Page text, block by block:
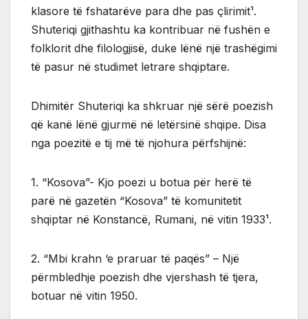
klasore të fshatarëve para dhe pas çlirimit¹.
Shuteriqi gjithashtu ka kontribuar në fushën e
folklorit dhe filologjisë, duke lënë një trashëgimi
të pasur në studimet letrare shqiptare.
Dhimitër Shuteriqi ka shkruar një sërë poezish
që kanë lënë gjurmë në letërsinë shqipe. Disa
nga poezitë e tij më të njohura përfshijnë:
1. “Kosova”- Kjo poezi u botua për herë të
parë në gazetën “Kosova” të komunitetit
shqiptar në Konstancë, Rumani, në vitin 1933¹.
2. “Mbi krahn ‘e praruar të paqës” – Një
përmbledhje poezish dhe vjershash të tjera,
botuar në vitin 1950.